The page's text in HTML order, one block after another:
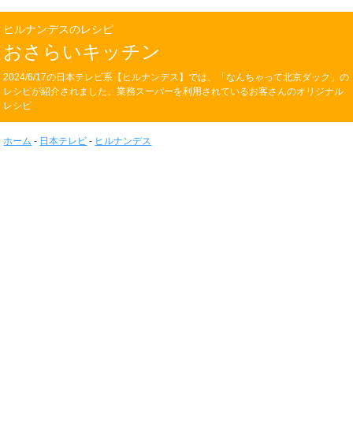
ヒルナンデスのレシピ
おさらいキッチン
2024/6/17の日本テレビ系【ヒルナンデス】では、「なんちゃって北京ダック」の
レシピが紹介されました。業務スーパーを利用されているお客さんのオリジナル
レシピ
ホーム - 日本テレビ - ヒルナンデス